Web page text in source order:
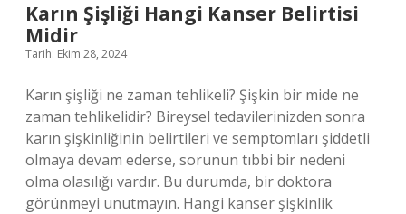
Karın Şişliği Hangi Kanser Belirtisi
Midir
Tarih: Ekim 28, 2024
Karın şişliği ne zaman tehlikeli? Şişkin bir mide ne
zaman tehlikelidir? Bireysel tedavilerinizden sonra
karın şişkinliğinin belirtileri ve semptomları şiddetli
olmaya devam ederse, sorunun tıbbi bir nedeni
olma olasılığı vardır. Bu durumda, bir doktora
görünmeyi unutmayın. Hangi kanser şişkinlik